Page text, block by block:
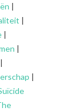
|
|
|
|
|
|